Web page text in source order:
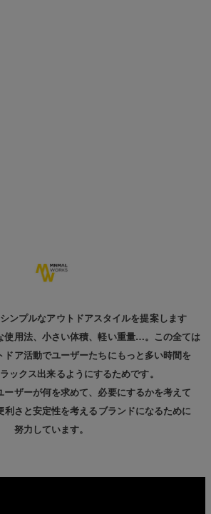
ンプルなアウトドアスタイルを提案します
使用法、小さい体積、軽い重量…。この全ては
ドア活動でユーザーたちにもっと多い時間を
ックス出来るようにするためです。
ーザーが何を求めて、必要にするかを考えて
利さと安定性を考えるブランドになるために
努力しています。